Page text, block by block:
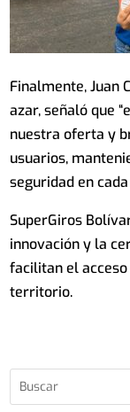
Finalmente, Juan
azar, señaló que
nuestra oferta y
usuarios,
seguridad en
SuperGiros
innovación y la
facilitan el
territorio.